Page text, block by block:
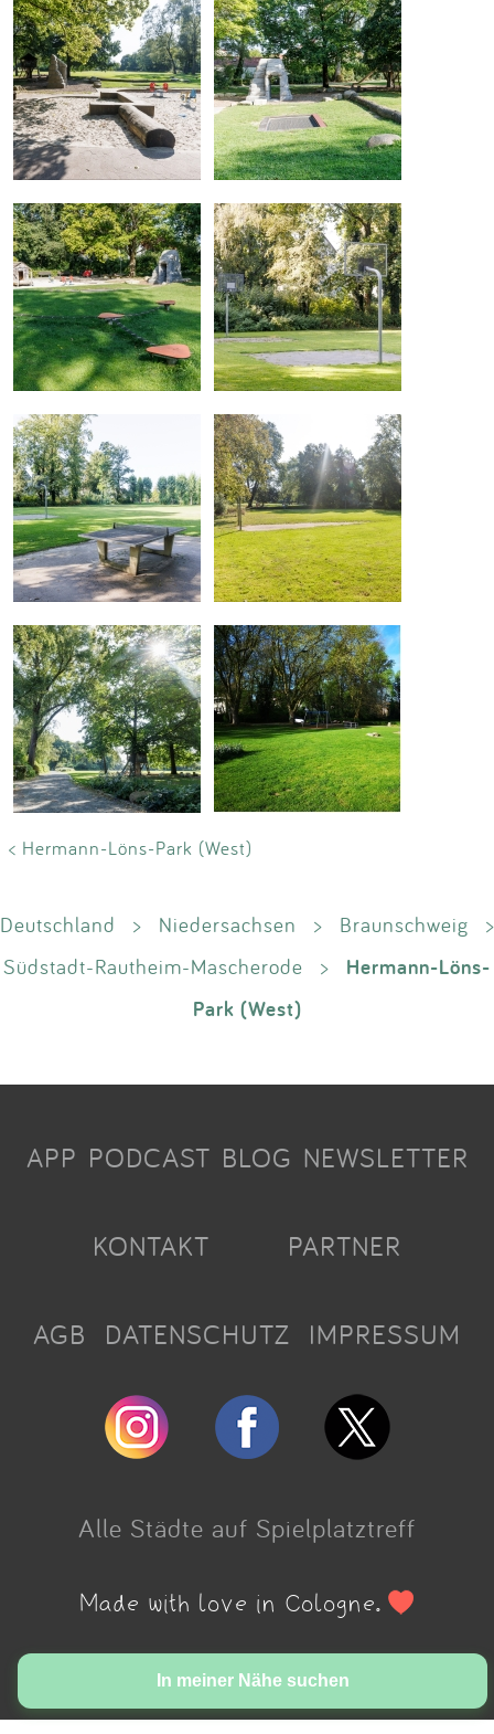
< Hermann-Löns-Park (West)
Deutschland > Niedersachsen > Braunschweig
>
Südstadt-Rautheim-Mascherode
>
Hermann-Löns-
Park (West)
In meiner Nähe suchen
APP PODCAST BLOG NEWSLETTER
KONTAKT PARTNER
AGB DATENSCHUTZ IMPRESSUM
Alle Städte auf Spielplatztreff
Made with love in Cologne.